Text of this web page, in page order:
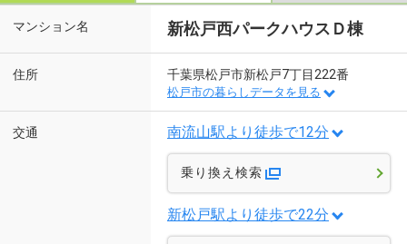
マンション名 新松戸西パークハウスＤ棟
住所 千葉県松戸市新松戸7丁目222番
松戸市の暮らしデータを見る
交通 南流山駅より徒歩で12分
乗り換え検索
新松戸駅より徒歩で22分